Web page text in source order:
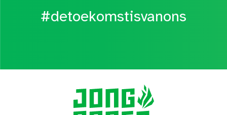
#detoekomstisvanons